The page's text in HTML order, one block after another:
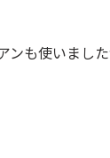
ンも使いまし